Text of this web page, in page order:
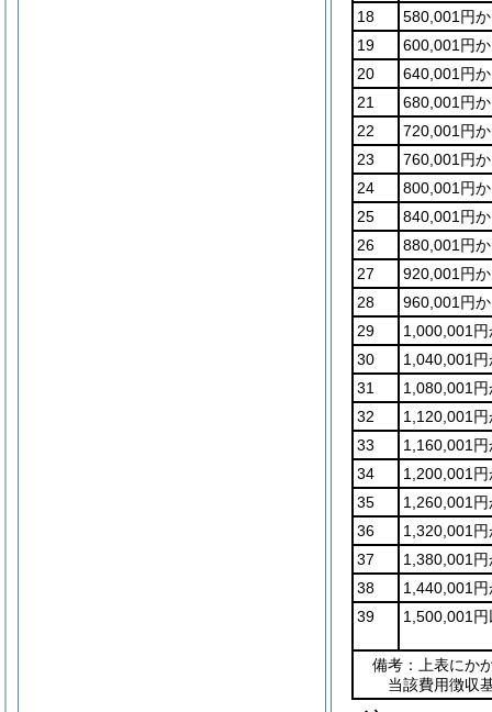
18
580,001円
19
600,001円
20
640,001円
21
680,001円
22
720,001円
23
760,001円
24
800,001円
25
840,001円
26
880,001円
27
920,001円
28
960,001円
29
1,000,001
30
1,040,001
31
1,080,001
32
1,120,001
33
1,160,001
34
1,200,001
35
1,260,001
36
1,320,001
37
1,380,001
38
1,440,001
39
1,500,001円
備考：上表にか
当該費用徴収